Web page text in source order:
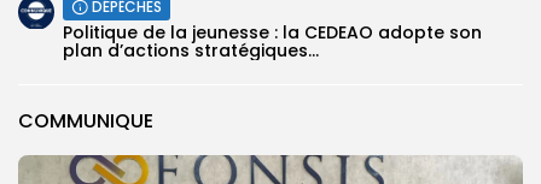
COMMUNIQUE
DÉPÊCHES
Politique de la jeunesse : la CEDEAO adopte son
plan d’actions stratégiques...